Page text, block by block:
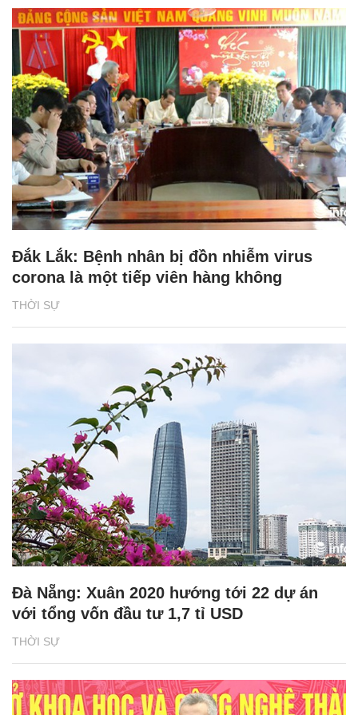
THỜI SỰ
Đắk Lắk: Bệnh nhân bị đồn nhiễm virus
corona là một tiếp viên hàng không
THỜI SỰ
Đà Nẵng: Xuân 2020 hướng tới 22 dự án
với tổng vốn đầu tư 1,7 tỉ USD